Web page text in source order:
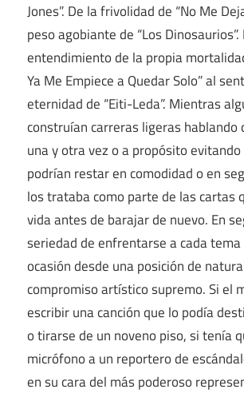
Jones”. De la frivolidad de “No Me
peso agobiante de “Los Dinosaurios”.
entendimiento de la propia
Ya Me Empiece a Quedar Solo” al
eternidad de “Eiti-Leda”. Mientras
construían carreras ligeras hablando
una y otra vez o a propósito
podrían restar en comodidad o en
los trataba como parte de las cartas
vida antes de barajar de nuevo. En
seriedad de enfrentarse a cada tema
ocasión desde una posición de
compromiso artístico supremo. Si el
escribir una canción que lo podía
o tirarse de un noveno piso, si tenía
micrófono a un reportero de
en su cara del más poderoso